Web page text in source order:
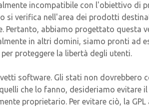
incompatibile con l'obiettivo di
si verifica nell'area dei prodotti
Pertanto, abbiamo progettato questa
in altri domini, siamo pronti ad
proteggere la libertà degli utenti.
software. Gli stati non dovrebbero
che lo fanno, desideriamo evitare
proprietario. Per evitare ciò, la GPL